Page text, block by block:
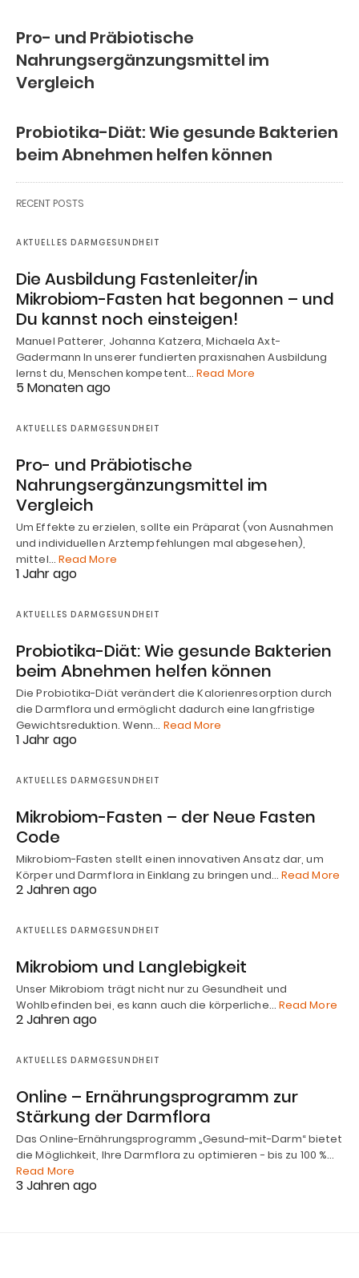
Pro- und Präbiotische
Nahrungsergänzungsmittel im
Vergleich
Probiotika-Diät: Wie gesunde Bakterien
beim Abnehmen helfen können
RECENT POSTS
AKTUELLES DARMGESUNDHEIT
Die Ausbildung Fastenleiter/in
Mikrobiom-Fasten hat begonnen – und
Du kannst noch einsteigen!
Manuel Patterer, Johanna Katzera, Michaela Axt-
Gadermann In unserer fundierten praxisnahen Ausbildung
lernst du, Menschen kompetent…Read More
5 Monaten ago
AKTUELLES DARMGESUNDHEIT
Pro- und Präbiotische
Nahrungsergänzungsmittel im
Vergleich
Um Effekte zu erzielen, sollte ein Präparat (von Ausnahmen
und individuellen Arztempfehlungen mal abgesehen),
mittel… Read More
1 Jahr ago
AKTUELLES DARMGESUNDHEIT
Probiotika-Diät: Wie gesunde Bakterien
beim Abnehmen helfen können
Die Probiotika-Diät verändert die Kalorienresorption durch
die Darmflora und ermöglicht dadurch eine langfristige
Gewichtsreduktion. Wenn… Read More
1 Jahr ago
AKTUELLES DARMGESUNDHEIT
Mikrobiom-Fasten – der Neue Fasten
Code
Mikrobiom-Fasten stellt einen innovativen Ansatz dar, um
Körper und Darmflora in Einklang zu bringen und… Read More
2 Jahren ago
AKTUELLES DARMGESUNDHEIT
Mikrobiom und Langlebigkeit
Unser Mikrobiom trägt nicht nur zu Gesundheit und
Wohlbefinden bei, es kann auch die körperliche… Read More
2 Jahren ago
AKTUELLES DARMGESUNDHEIT
Online – Ernährungsprogramm zur
Stärkung der Darmflora
Das Online-Ernährungsprogramm „Gesund-mit-Darm“ bietet
die Möglichkeit, Ihre Darmflora zu optimieren - bis zu 100 %…
Read More
3 Jahren ago